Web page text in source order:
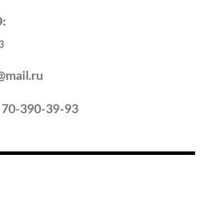
70-390-39-93